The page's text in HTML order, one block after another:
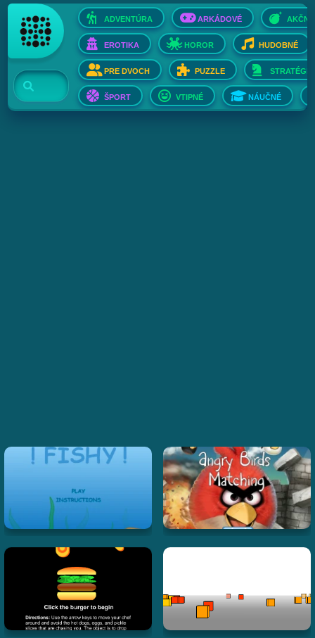
ADVENTÚRA ARKÁDOVÉ AKČNÉ
EROTIKA HOROR HUDOBNÉ
PRE DVOCH PUZZLE STRATÉGIE
ŠPORT VTIPNÉ NÁUČNÉ